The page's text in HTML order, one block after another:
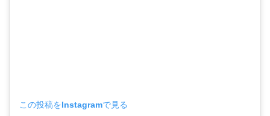
この投稿をInstagramで見る